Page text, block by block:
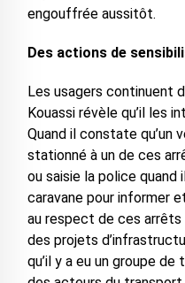
engouffrée aussitôt.
Des actions de
Les usagers continuent
Kouassi révèle qu’il les
Quand il constate qu’un
stationné à un de ces
ou saisie la police quand
caravane pour informer
au respect de ces
des projets
qu’il y a eu un groupe